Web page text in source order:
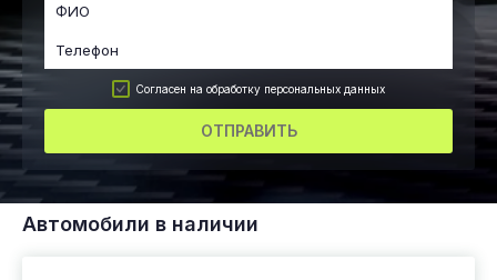
Согласен на обработку персональных данных
ОТПРАВИТЬ
Автомобили в наличии